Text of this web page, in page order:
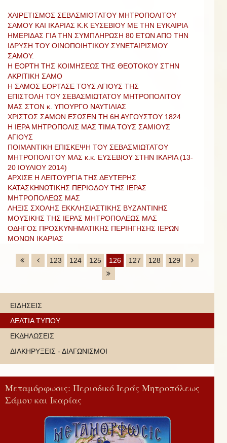
ΧΑΙΡΕΤΙΣΜΟΣ ΣΕΒΑΣΜΙΟΤΑΤΟΥ ΜΗΤΡΟΠΟΛΙΤΟΥ
ΣΑΜΟΥ ΚΑΙ ΙΚΑΡΙΑΣ Κ.Κ ΕΥΣΕΒΙΟΥ ΜΕ ΤΗΝ ΕΥΚΑΙΡΙΑ
ΗΜΕΡΙΔΑΣ ΓΙΑ ΤΗΝ ΣΥΜΠΛΗΡΩΣΗ 80 ΕΤΩΝ ΑΠΟ ΤΗΝ
ΙΔΡΥΣΗ ΤΟΥ ΟΙΝΟΠΟΙΗΤΙΚΟΥ ΣΥΝΕΤΑΙΡΙΣΜΟΥ
ΣΑΜΟΥ.
Η ΕΟΡΤΗ ΤΗΣ ΚΟΙΜΗΣΕΩΣ ΤΗΣ ΘΕΟΤΟΚΟΥ ΣΤΗΝ
ΑΚΡΙΤΙΚΗ ΣΑΜΟ
Η ΣΑΜΟΣ ΕΟΡΤΑΣΕ ΤΟΥΣ ΑΓΙΟΥΣ ΤΗΣ
ΕΠΙΣΤΟΛΗ ΤΟΥ ΣΕΒΑΣΜΙΩΤΑΤΟΥ ΜΗΤΡΟΠΟΛΙΤΟΥ
ΜΑΣ ΣΤΟΝ κ. ΥΠΟΥΡΓΟ ΝΑΥΤΙΛΙΑΣ
ΧΡΙΣΤΟΣ ΣΑΜΟΝ ΕΣΩΣΕΝ ΤΗ 6Η ΑΥΓΟΥΣΤΟΥ 1824
Η ΙΕΡΑ ΜΗΤΡΟΠΟΛΙΣ ΜΑΣ ΤΙΜΑ ΤΟΥΣ ΣΑΜΙΟΥΣ
ΑΓΙΟΥΣ
ΠΟΙΜΑΝΤΙΚΗ ΕΠΙΣΚΕΨΗ ΤΟΥ ΣΕΒΑΣΜΙΩΤΑΤΟΥ
ΜΗΤΡΟΠΟΛΙΤΟΥ ΜΑΣ κ.κ. ΕΥΣΕΒΙΟΥ ΣΤΗΝ ΙΚΑΡΙΑ (13-
20 ΙΟΥΛΙΟΥ 2014)
AΡΧΙΣΕ Η ΛΕΙΤΟΥΡΓΙΑ ΤΗΣ ΔΕΥΤΕΡΗΣ
ΚΑΤΑΣΚΗΝΩΤΙΚΗΣ ΠΕΡΙΟΔΟΥ ΤΗΣ ΙΕΡΑΣ
ΜΗΤΡΟΠΟΛΕΩΣ ΜΑΣ
ΛΗΞΙΣ ΣΧΟΛΗΣ ΕΚΚΛΗΣΙΑΣΤΙΚΗΣ ΒΥΖΑΝΤΙΝΗΣ
ΜΟΥΣΙΚΗΣ ΤΗΣ ΙΕΡΑΣ ΜΗΤΡΟΠΟΛΕΩΣ ΜΑΣ
ΟΔΗΓΟΣ ΠΡΟΣΚΥΝΗΜΑΤΙΚΗΣ ΠΕΡΙΗΓΗΣΗΣ ΙΕΡΩΝ
ΜΟΝΩΝ ΙΚΑΡΙΑΣ
123 124 125 126 127 128 129
ΕΙΔΗΣΕΙΣ
ΔΕΛΤΙΑ ΤΥΠΟΥ
ΕΚΔΗΛΩΣΕΙΣ
ΔΙΑΚΗΡΥΞΕΙΣ - ΔΙΑΓΩΝΙΣΜΟΙ
Μεταμόρφωσις: Περιοδικό Ιεράς Μητροπόλεως
Σάμου και Ικαρίας